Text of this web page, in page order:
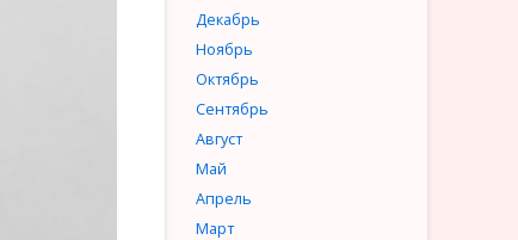
Декабрь
Ноябрь
Октябрь
Сентябрь
Август
Май
Апрель
Март